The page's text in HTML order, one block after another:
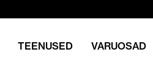
TEENUSED VARUOSAD